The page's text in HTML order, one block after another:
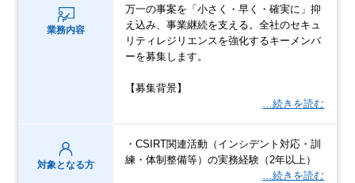
業務内容
万一の事案を「小さく・早く・確実に」抑
え込み、事業継続を支える。全社のセキュ
リティレジリエンスを強化するキーメンバ
ーを募集します。
【募集背景】
…続きを読む
対象となる方
・CSIRT関連活動（インシデント対応・訓
練・体制整備等）の実務経験（2年以上）
…続きを読む